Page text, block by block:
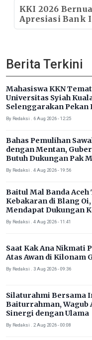
KKI 2026
Apresiasi Bank
Berita Terkini
Mahasiswa KKN
Universitas Syiah
Selenggarakan
Gampong Rhieng Blang
By Redaksi . 6 Aug 2026 - 12:25
Bahas Pemulihan
dengan Mentan,
Butuh Dukungan Pak
By Redaksi . 4 Aug 2026 - 19:56
Baitul Mal Banda
Kebakaran di Blang
Mendapat Dukungan
By Redaksi . 4 Aug 2026 - 11:41
Saat Kak Ana Nikmati
Atas Awan di Kilonam
By Redaksi . 3 Aug 2026 - 09:36
Silaturahmi Bersama
Baiturrahman, Wagub
Sinergi dengan Ulama
By Redaksi . 2 Aug 2026 - 00:08